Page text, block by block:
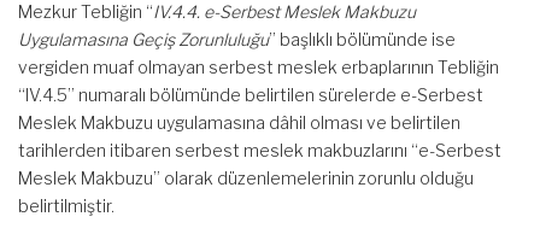
Mezkur Tebliğin “IV.4.4. e-Serbest Meslek Makbuzu
Uygulamasına Geçiş Zorunluluğu” başlıklı bölümünde ise
vergiden muaf olmayan serbest meslek erbaplarının Tebliğin
“IV.4.5” numaralı bölümünde belirtilen sürelerde e-Serbest
Meslek Makbuzu uygulamasına dâhil olması ve belirtilen
tarihlerden itibaren serbest meslek makbuzlarını “e-Serbest
Meslek Makbuzu” olarak düzenlemelerinin zorunlu olduğu
belirtilmiştir.